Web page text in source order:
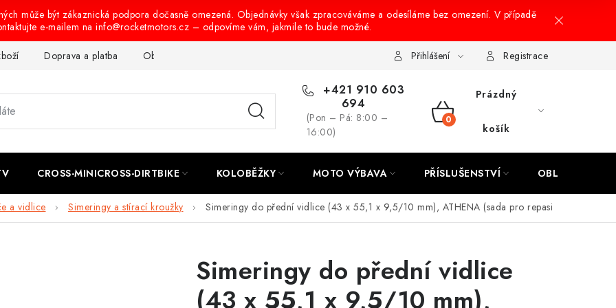
může být zákaznická podpora dočasně omezená. Objednávky však zpracováváme a odesíláme bez omezení. V případě
e-mailem na info@rocketmotors.cz – odpovíme vám, jakmile to bude možné.
Doprava a platba Obchodní podmínky Podmínky ochrany osobních údajů Návody na montáž
Přihlášení Registrace
+421 910 603
694
(Pon – Pá: 8:00 –
16:00)
NÁKUPNÍ
Prázdný
košík
CROSS-MINICROSS-DIRTBIKE KOLOBĚŽKY MOTO VÝBAVA PŘÍSLUŠENSTVÍ OBLEČENÍ
a vidlice Simeringy a stírací kroužky
Simeringy do přední vidlice (43 x 55,1 x 9,5/10 mm), ATHENA (sada pro repasi
Simeringy do přední vidlice
(43 x 55,1 x 9,5/10 mm),